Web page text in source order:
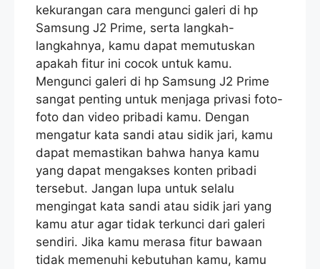
kekurangan cara mengunci galeri di hp
Samsung J2 Prime, serta langkah-
langkahnya, kamu dapat memutuskan
apakah fitur ini cocok untuk kamu.
Mengunci galeri di hp Samsung J2 Prime
sangat penting untuk menjaga privasi foto-
foto dan video pribadi kamu. Dengan
mengatur kata sandi atau sidik jari, kamu
dapat memastikan bahwa hanya kamu
yang dapat mengakses konten pribadi
tersebut. Jangan lupa untuk selalu
mengingat kata sandi atau sidik jari yang
kamu atur agar tidak terkunci dari galeri
sendiri. Jika kamu merasa fitur bawaan
tidak memenuhi kebutuhan kamu, kamu